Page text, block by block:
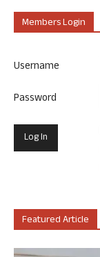
Members Login
Username
Password
Featured Article